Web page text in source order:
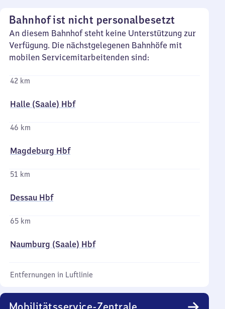
Bahnhof ist nicht personalbesetzt
An diesem Bahnhof steht keine Unterstützung zur
Verfügung. Die nächstgelegenen Bahnhöfe mit
mobilen Servicemitarbeitenden sind:
42 km
Halle (Saale) Hbf
46 km
Magdeburg Hbf
51 km
Dessau Hbf
65 km
Naumburg (Saale) Hbf
Entfernungen in Luftlinie